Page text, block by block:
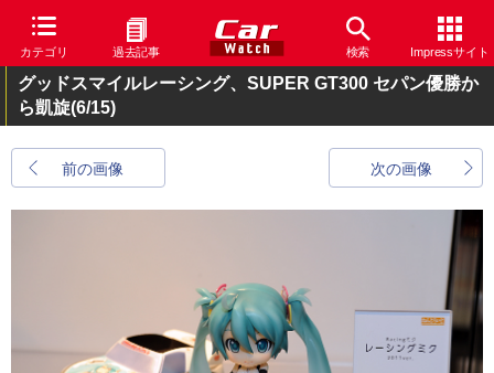
カテゴリ 過去記事 検索 Impressサイト
グッドスマイルレーシング、SUPER GT300 セパン優勝か
ら凱旋(6/15)
前の画像 次の画像